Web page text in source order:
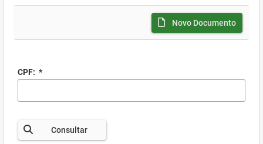
Novo Documento
CPF: *
Consultar